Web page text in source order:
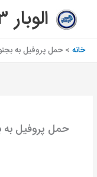
محتوا
الوبار ۰۲۱۴۰۳۳۳۷۲۳
خانه حمل پروفیل به
حمل پروفیل به